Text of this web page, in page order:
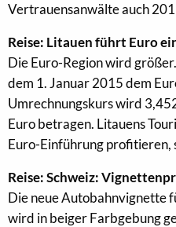
Vertrauensanwälte auch
Reise: Litauen führt Euro
Die Euro-Region wird
dem 1. Januar 2015 dem
Umrechnungskurs wird
Euro betragen. Litauens
Euro-Einführung profitieren,
Reise: Schweiz:
Die neue Autobahnvignette
wird in beiger Farbgebung